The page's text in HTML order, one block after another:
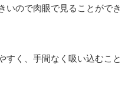
いので肉眼で見ることができ
すく、手間なく吸い込むこと